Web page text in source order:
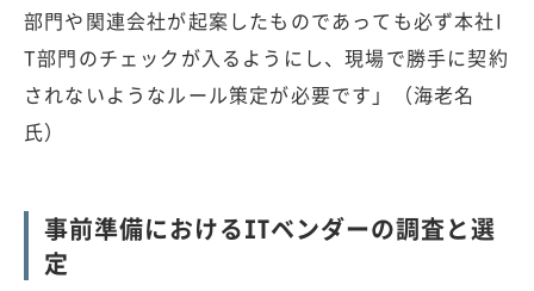
部門や関連会社が起案したものであっても必ず本社I
T部門のチェックが入るようにし、現場で勝手に契約
されないようなルール策定が必要です」（海老名
氏）
事前準備におけるITベンダーの調査と選
定